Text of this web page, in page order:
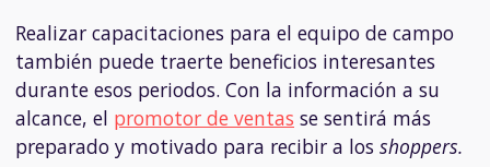
Realizar capacitaciones para el equipo de campo
también puede traerte beneficios interesantes
durante esos periodos. Con la información a su
alcance, el promotor de ventas se sentirá más
preparado y motivado para recibir a los shoppers.